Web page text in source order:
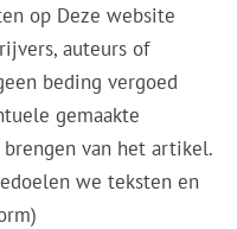
op Deze website
auteurs of
beding vergoed
gemaakte
van het artikel.
we teksten en